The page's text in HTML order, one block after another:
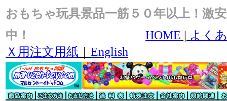
おもちゃ玩具景品一筋５０年以上！激
中！
HOME | よく
Ｘ用注文用紙
English